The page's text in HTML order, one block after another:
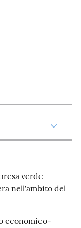
verde
nell'ambito del
economico-